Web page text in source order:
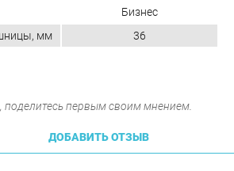
Бизнес
мм
36
поделитесь первым своим мнением.
ДОБАВИТЬ ОТЗЫВ